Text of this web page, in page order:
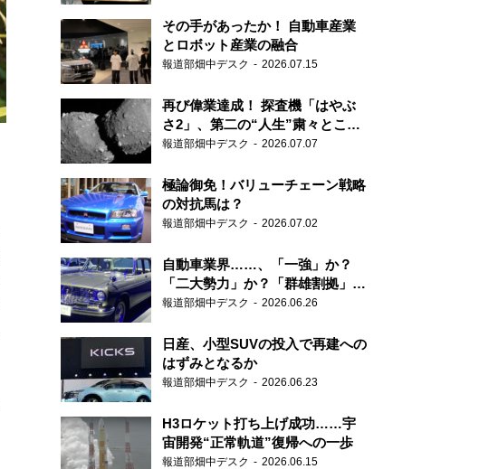
その手があったか！ 自動車産業
とロボット産業の融合
報道部畑中デスク 2026.07.15
再び偉業達成！ 探査機「はやぶ
さ2」、第二の“人生”粛々とこな
す
報道部畑中デスク 2026.07.07
極論御免！バリューチェーン戦略
の対抗馬は？
報道部畑中デスク 2026.07.02
自動車業界……、「一強」か？
「二大勢力」か？「群雄割拠」
か？
報道部畑中デスク 2026.06.26
日産、小型SUVの投入で再建への
はずみとなるか
報道部畑中デスク 2026.06.23
H3ロケット打ち上げ成功……宇
宙開発“正常軌道”復帰への一歩
報道部畑中デスク 2026.06.15